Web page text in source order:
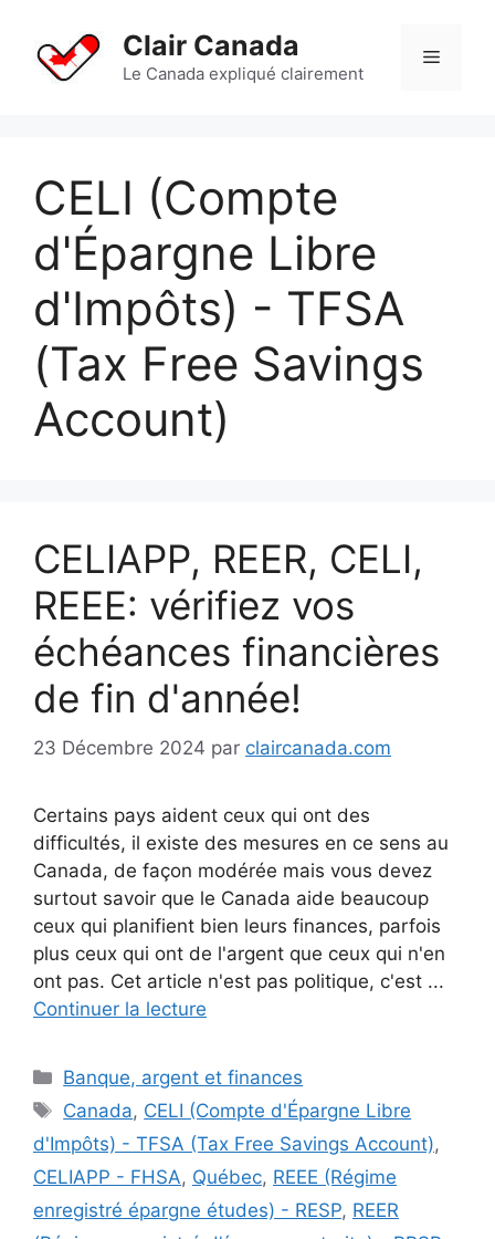
contenu
Clair Canada
Le Canada expliqué clairement
Menu
CELI (Compte
d'Épargne Libre
d'Impôts) - TFSA
(Tax Free Savings
Account)
CELIAPP, REER, CELI,
REEE: vérifiez vos
échéances financières
de fin d'année!
23 Décembre 2024 par claircanada.com
Certains pays aident ceux qui ont des
difficultés, il existe des mesures en ce sens au
Canada, de façon modérée mais vous devez
surtout savoir que le Canada aide beaucoup
ceux qui planifient bien leurs finances, parfois
plus ceux qui ont de l'argent que ceux qui n'en
ont pas. Cet article n'est pas politique, c'est ...
Continuer la lecture
Catégories
Banque, argent et finances
Étiquettes
Canada, CELI (Compte d'Épargne Libre
d'Impôts) - TFSA (Tax Free Savings Account),
CELIAPP - FHSA, Québec, REEE (Régime
enregistré épargne études) - RESP, REER